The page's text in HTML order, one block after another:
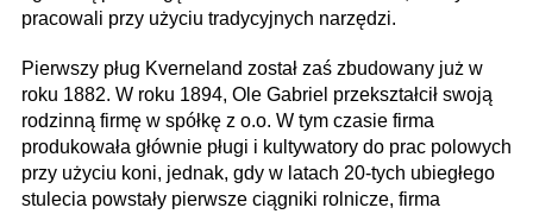
pracowali przy użyciu tradycyjnych narzędzi.
Pierwszy pług Kverneland został zaś zbudowany już w
roku 1882. W roku 1894, Ole Gabriel przekształcił swoją
rodzinną firmę w spółkę z o.o. W tym czasie firma
produkowała głównie pługi i kultywatory do prac polowych
przy użyciu koni, jednak, gdy w latach 20-tych ubiegłego
stulecia powstały pierwsze ciągniki rolnicze, firma